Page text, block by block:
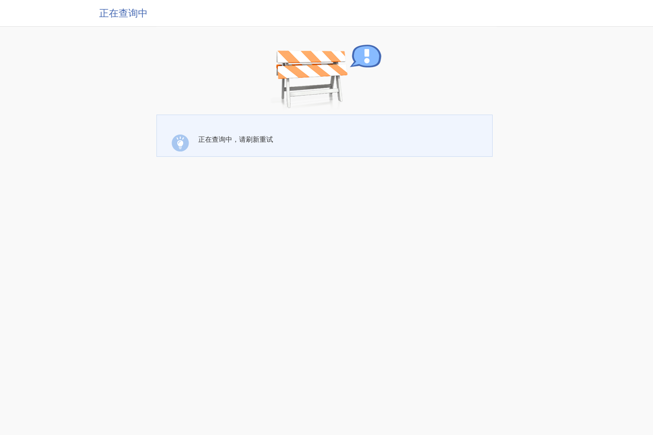
正在查询中
正在查询中，请刷新重试